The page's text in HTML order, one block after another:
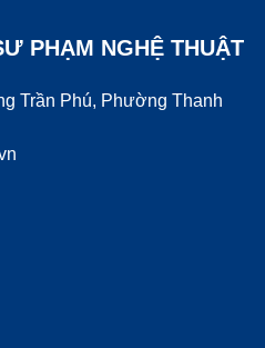
PHẠM NGHỆ THUẬT
Trần Phú, Phường Thanh